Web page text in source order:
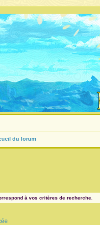
du forum
à vos critères de recherche.